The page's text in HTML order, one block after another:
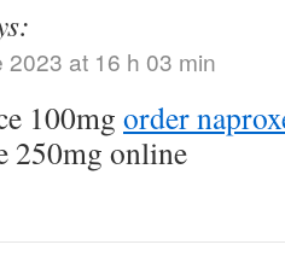
2023 at 16 h 03 min
100mg order
250mg online